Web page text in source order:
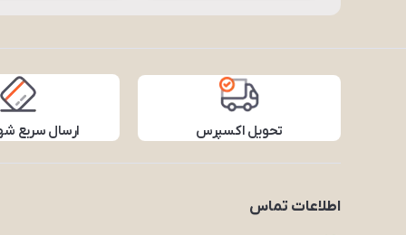
تحویل اکسپرس ارسال سریع
اطلاعات تماس